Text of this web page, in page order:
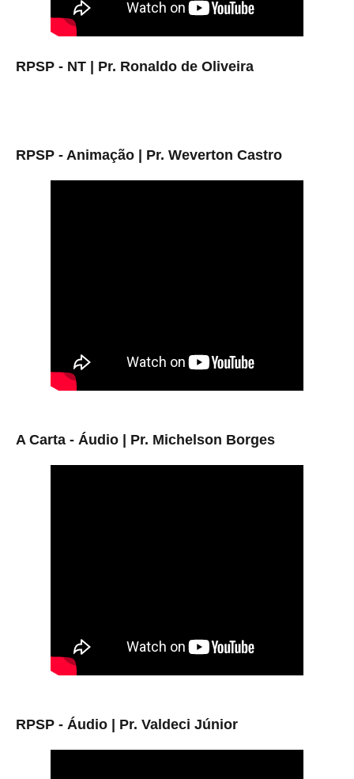
RPSP - NT | Pr. Ronaldo de Oliveira
RPSP - Animação | Pr. Weverton Castro
A Carta - Áudio | Pr. Michelson Borges
RPSP - Áudio | Pr. Valdeci Júnior